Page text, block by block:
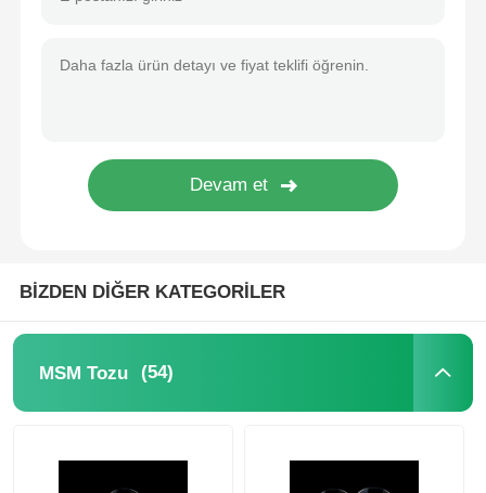
Saf MSM Kristalleri
BİZDEN DİĞER KATEGORİLER
MSM Tozu (54)